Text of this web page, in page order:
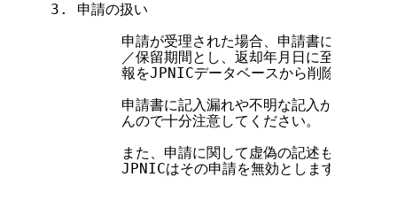
3. 申請の扱い
申請が受理された場合、申請書に記述され
／保留期間とし、返却年月日に至った日に
報をJPNICデータベースから削除し、割り
申請書に記入漏れや不明な記入があった場
        んので十分注意してください。
また、申請に関して虚偽の記述もしくは虚
        JPNICはその申請を無効とします。